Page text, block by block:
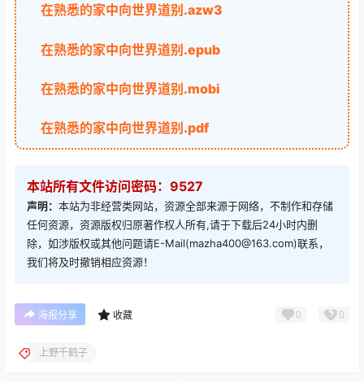
在熟悉的家中向世界道别.azw3
在熟悉的家中向世界道别.epub
在熟悉的家中向世界道别.mobi
在熟悉的家中向世界道别.pdf
本站所有文件访问密码：9527
声明： 本站为非经营类网站，资源全部来源于网络，不制作和存储
任何资源，资源版权归原著作权人所有,请于下载后24小时内删
除，如涉版权或其他问题请E-Mail(mazha400@163.com)联系，
我们将及时撤销相应资源！
海报分享 收藏 0 0
上野千鹤子